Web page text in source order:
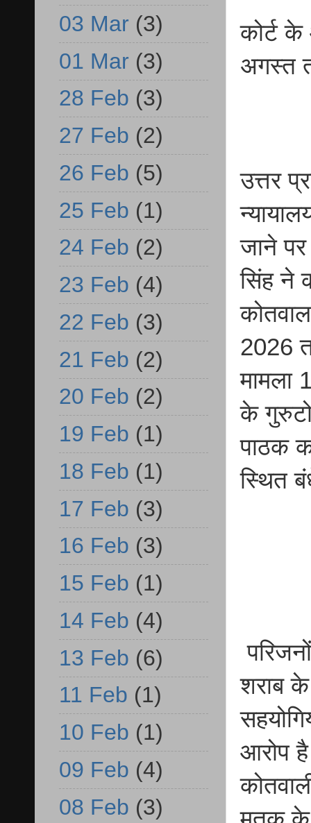
कोर्ट
अगस्त
उत्तर
जाने
सिंह ने
2026
मामला
के
पाठक
स्थित
शराब
आरोप
03 Mar (3)
01 Mar (3)
28 Feb (3)
27 Feb (2)
26 Feb (5)
25 Feb (1)
24 Feb (2)
23 Feb (4)
22 Feb (3)
21 Feb (2)
20 Feb (2)
19 Feb (1)
18 Feb (1)
17 Feb (3)
16 Feb (3)
15 Feb (1)
14 Feb (4)
13 Feb (6)
11 Feb (1)
10 Feb (1)
09 Feb (4)
08 Feb (3)